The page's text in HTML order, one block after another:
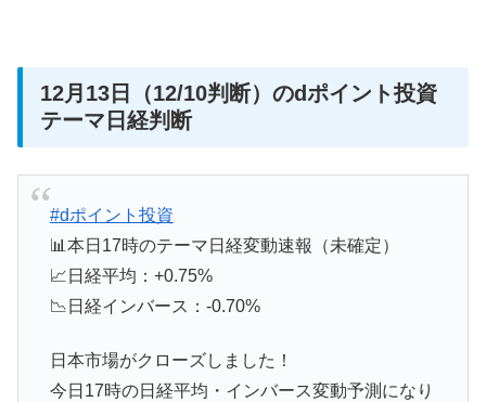
12月13日（12/10判断）のdポイント投資
テーマ日経判断
#dポイント投資
📊本日17時のテーマ日経変動速報（未確定）
📈日経平均：+0.75%
📉日経インバース：-0.70%
日本市場がクローズしました！
今日17時の日経平均・インバース変動予測になり